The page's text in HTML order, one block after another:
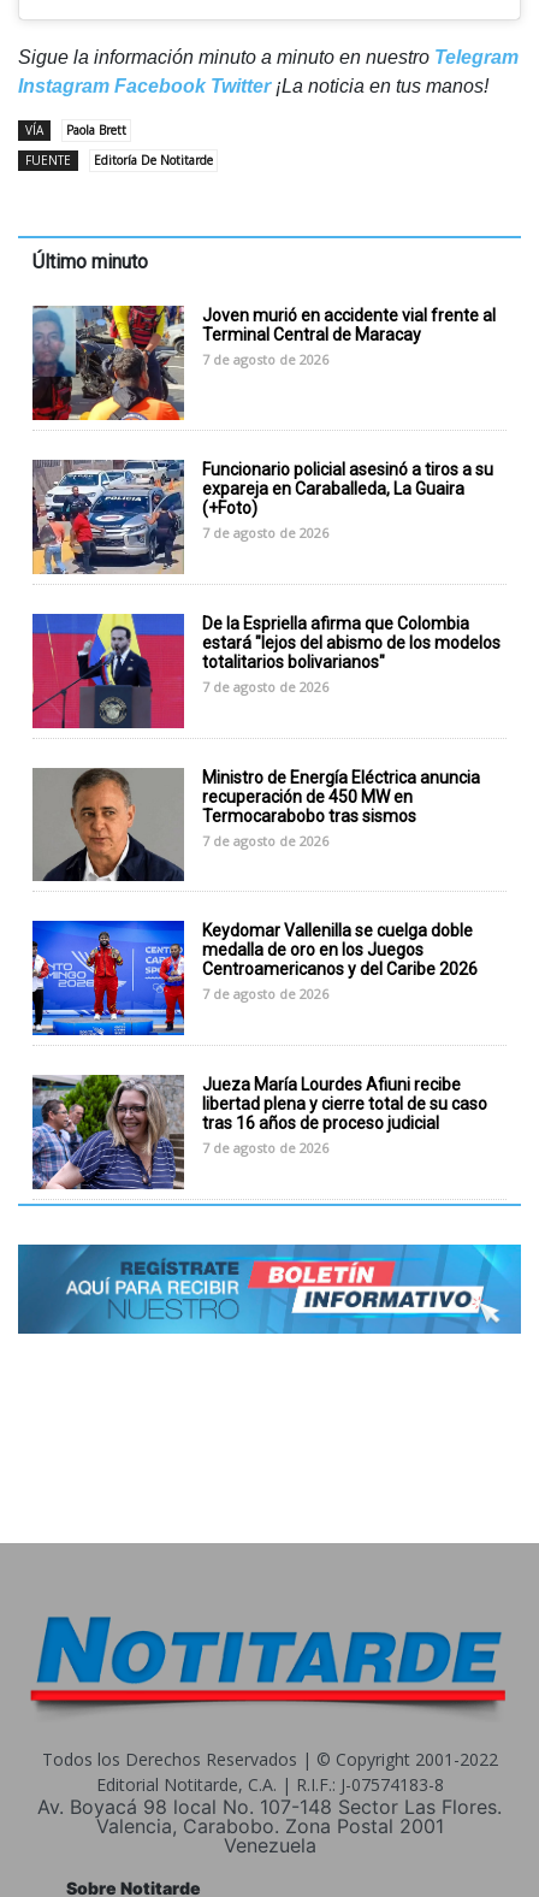
Sigue la información minuto a minuto en nuestro Telegram
Instagram Facebook Twitter¡La noticia en tus manos!
VÍA
Paola Brett
FUENTE
Editoría De Notitarde
Último minuto
Joven murió en accidente vial frente al
Terminal Central de Maracay
7 de agosto de 2026
Funcionario policial asesinó a tiros a su
expareja en Caraballeda, La Guaira
(+Foto)
7 de agosto de 2026
De la Espriella afirma que Colombia
estará "lejos del abismo de los modelos
totalitarios bolivarianos"
7 de agosto de 2026
Ministro de Energía Eléctrica anuncia
recuperación de 450 MW en
Termocarabobo tras sismos
7 de agosto de 2026
Keydomar Vallenilla se cuelga doble
medalla de oro en los Juegos
Centroamericanos y del Caribe 2026
7 de agosto de 2026
Jueza María Lourdes Afiuni recibe
libertad plena y cierre total de su caso
tras 16 años de proceso judicial
7 de agosto de 2026
Todos los Derechos Reservados | © Copyright 2001-2022
Editorial Notitarde, C.A. | R.I.F.: J-07574183-8
Av. Boyacá 98 local No. 107-148 Sector Las Flores.
Valencia, Carabobo. Zona Postal 2001
Venezuela
Sobre Notitarde